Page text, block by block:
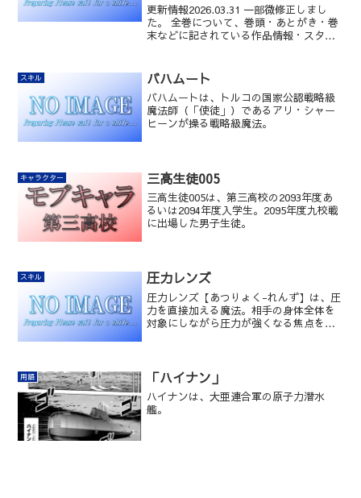
更新情報2026.03.31 一部微修正しまし
た。 全巻について、巻頭・あとがき・巻
末などに記されている作品情報・スタッ
2025.04.08 「その他一覧（巻別表...
スキル バハムート
バハムートは、トルコの国家公認戦略級
魔法師（「使徒」）であるアリ・シャー
ヒーンが操る戦略級魔法。
キャラクター 三高生徒005
三高生徒005は、第三高校の2093年度あ
るいは2094年度入学生。2095年度九校戦
に出場した男子生徒。
スキル 圧力レンズ
圧力レンズ【あつりょく-れんず】は、圧
力を直接加える魔法。相手の身体全体を
対象にしながら圧力が強くなる焦点を設
用語 「ハイナン」
ハイナンは、大亜連合軍の原子力潜水
艦。